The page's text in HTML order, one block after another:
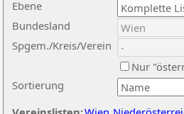
Ebene
Sortierung
Bundesland
Spgem./Kreis/Verein
Nur